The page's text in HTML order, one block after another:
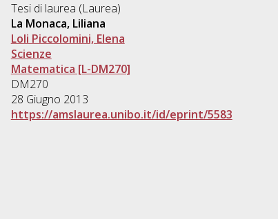
Tesi di laurea (Laurea)
La Monaca, Liliana
Loli Piccolomini, Elena
Scienze
Matematica [L-DM270]
DM270
28 Giugno 2013
https://amslaurea.unibo.it/id/eprint/5583